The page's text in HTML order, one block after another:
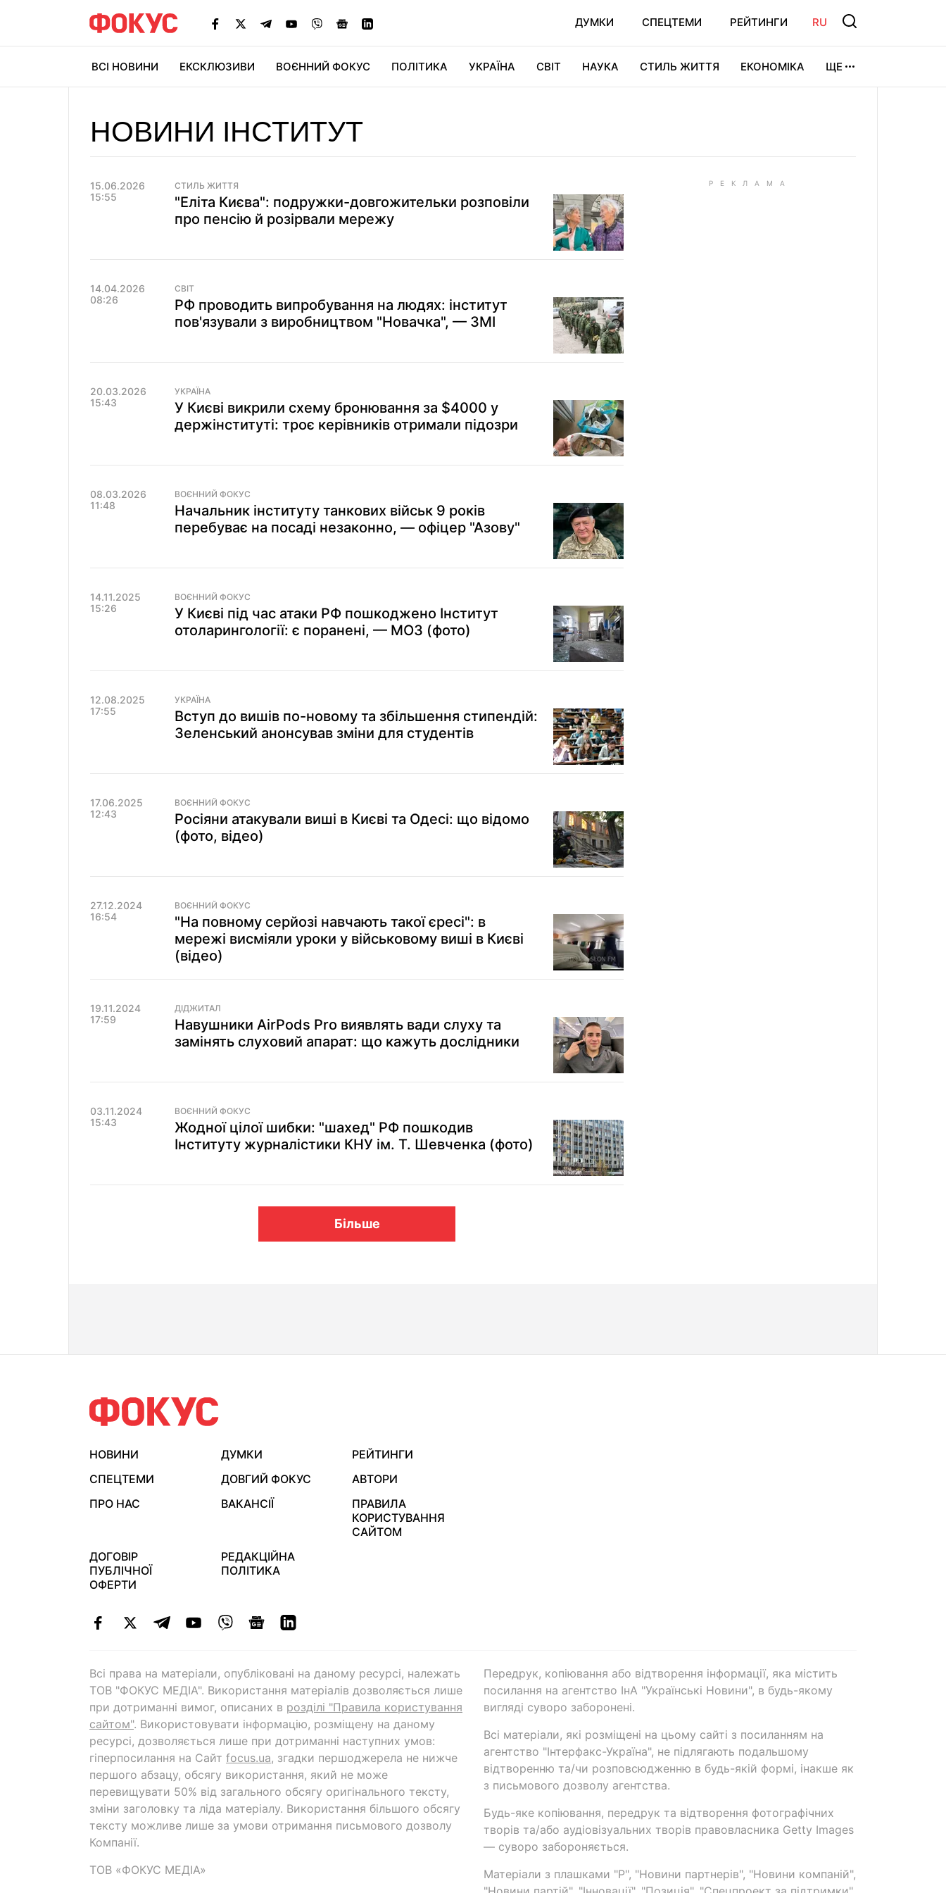
ДУМКИ СПЕЦТЕМИ РЕЙТИНГИ RU
ВСІ НОВИНИ ЕКСКЛЮЗИВИ ВОЄННИЙ ФОКУС ПОЛІТИКА УКРАЇНА СВІТ НАУКА СТИЛЬ ЖИТТЯ ЕКОНОМІКА ЩЕ
НОВИНИ ІНСТИТУТ
15.06.2026
15:55
СТИЛЬ ЖИТТЯ
"Еліта Києва": подружки-довгожительки розповіли
про пенсію й розірвали мережу
14.04.2026
08:26
СВІТ
РФ проводить випробування на людях: інститут
пов'язували з виробництвом "Новачка", — ЗМІ
20.03.2026
15:43
УКРАЇНА
У Києві викрили схему бронювання за $4000 у
держінституті: троє керівників отримали підозри
08.03.2026
11:48
ВОЄННИЙ ФОКУС
Начальник інституту танкових військ 9 років
перебуває на посаді незаконно, — офіцер "Азову"
14.11.2025
15:26
ВОЄННИЙ ФОКУС
У Києві під час атаки РФ пошкоджено Інститут
отоларингології: є поранені, — МОЗ (фото)
12.08.2025
17:55
УКРАЇНА
Вступ до вишів по-новому та збільшення стипендій:
Зеленський анонсував зміни для студентів
17.06.2025
12:43
ВОЄННИЙ ФОКУС
Росіяни атакували виші в Києві та Одесі: що відомо
(фото, відео)
27.12.2024
16:54
ВОЄННИЙ ФОКУС
"На повному серйозі навчають такої єресі": в
мережі висміяли уроки у військовому виші в Києві
(відео)
19.11.2024
17:59
ДІДЖИТАЛ
Навушники AirPods Pro виявлять вади слуху та
замінять слуховий апарат: що кажуть дослідники
03.11.2024
15:43
ВОЄННИЙ ФОКУС
Жодної цілої шибки: "шахед" РФ пошкодив
Інституту журналістики КНУ ім. Т. Шевченка (фото)
Більше
НОВИНИ ДУМКИ
РЕЙТИНГИ
СПЕЦТЕМИ
ДОВГИЙ ФОКУС
АВТОРИ
ПРО НАС
ВАКАНСІЇ
ПРАВИЛА
КОРИСТУВАННЯ
САЙТОМ
ДОГОВІР
ПУБЛІЧНОЇ
ОФЕРТИ
РЕДАКЦІЙНА
ПОЛІТИКА
Всі права на матеріали, опубліковані на даному ресурсі, належать
ТОВ "ФОКУС МЕДІА". Використання матеріалів дозволяється лише
при дотриманні вимог, описаних в розділі "Правила користування
сайтом". Використовувати інформацію, розміщену на даному
ресурсі, дозволяється лише при дотриманні наступних умов:
гіперпосилання на Cайт focus.ua, згадки першоджерела не нижче
першого абзацу, обсягу використання, який не може
перевищувати 50% від загального обсягу оригінального тексту,
зміни заголовку та ліда матеріалу. Використання більшого обсягу
тексту можливе лише за умови отримання письмового дозволу
Компанії.
ТОВ «ФОКУС МЕДІА»
Передрук, копіювання або відтворення інформації, яка містить
посилання на агентство ІнА "Українські Новини", в будь-якому
вигляді суворо заборонені.
Всі матеріали, які розміщені на цьому сайті з посиланням на
агентство "Інтерфакс-Україна", не підлягають подальшому
відтворенню та/чи розповсюдженню в будь-якій формі, інакше як
з письмового дозволу агентства.
Будь-яке копіювання, передрук та відтворення фотографічних
творів та/або аудіовізуальних творів правовласника Getty Images
— суворо забороняється.
Матеріали з плашками "Р", "Новини партнерів", "Новини компаній",